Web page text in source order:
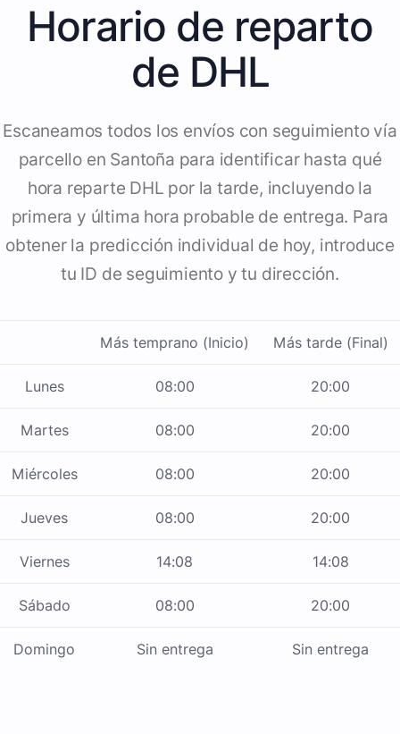
Horario de reparto
de DHL
Escaneamos todos los envíos con seguimiento vía
parcello en Santoña para identificar hasta qué
hora reparte DHL por la tarde, incluyendo la
primera y última hora probable de entrega. Para
obtener la predicción individual de hoy, introduce
tu ID de seguimiento y tu dirección.
Más temprano (Inicio) Más tarde (Final)
Lunes 08:00 20:00
Martes 08:00 20:00
Miércoles 08:00 20:00
Jueves 08:00 20:00
Viernes 14:08 14:08
Sábado 08:00 20:00
Domingo Sin entrega Sin entrega